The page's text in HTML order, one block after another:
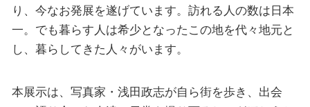
り、今なお発展を遂げています。訪れる人の数は日本
一。でも暮らす人は希少となったこの地を代々地元と
し、暮らしてきた人々がいます。
本展示は、写真家・浅田政志が自ら街を歩き、出会